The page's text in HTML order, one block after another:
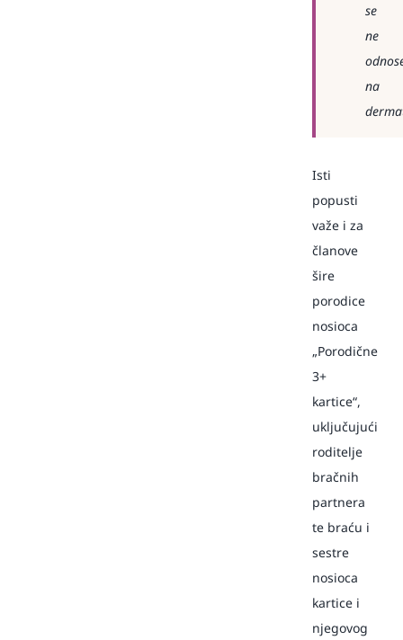
se
ne
na
Isti
popusti
važe i za
članove
šire
porodice
nosioca
„Porodične
3+
kartice“,
uključujući
roditelje
bračnih
partnera
te braću i
sestre
nosioca
kartice i
njegovog